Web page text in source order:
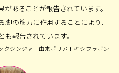
あることが報告されています。
の筋力に作用することにより、
報告されています。
クジンジャー由来ポリメトキシフラボン